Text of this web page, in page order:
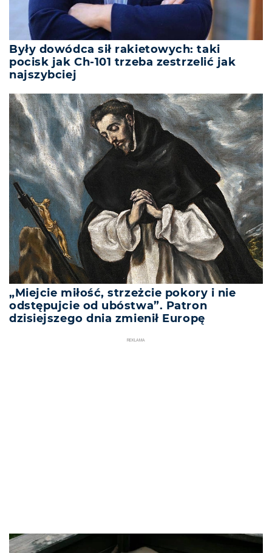
Były dowódca sił rakietowych: taki
pocisk jak Ch-101 trzeba zestrzelić jak
najszybciej
„Miejcie miłość, strzeżcie pokory i nie
odstępujcie od ubóstwa”. Patron
dzisiejszego dnia zmienił Europę
REKLAMA